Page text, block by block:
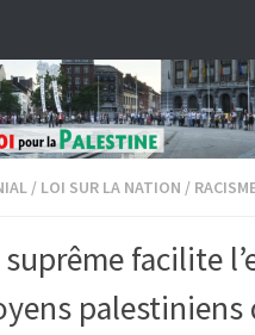
/ LOI SUR LA NATION /
suprême facilite
palestiniens